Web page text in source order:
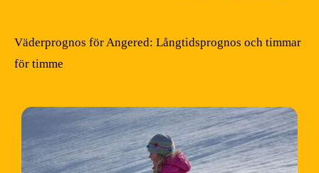
Väderprognos för Angered: Långtidsprognos och timmar
för timme